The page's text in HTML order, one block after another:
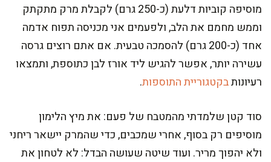
מוסיפה קוביות דלעת (כ-250 גרם) לקבלת מרק מתקתק
וממש מחמם את הלב, ולפעמים אני מכניסה תפוח אדמה
אחד (כ-200 גרם) להסמכה טבעית. אם אתם רוצים גרסה
עשירה יותר, אפשר להגיש ליד אורז לבן כתוספת, ותמצאו
רעיונותבקטגוריית התוספות.
סוד קטן שלמדתי מהמטבח של פעם: את מיץ הלימון
מוסיפים רק בסוף, אחרי שמכבים, כדי שהמרק יישאר ריחני
ולא יהפוך מריר. ועוד שיטה שעושה הבדל: לא לטחון את